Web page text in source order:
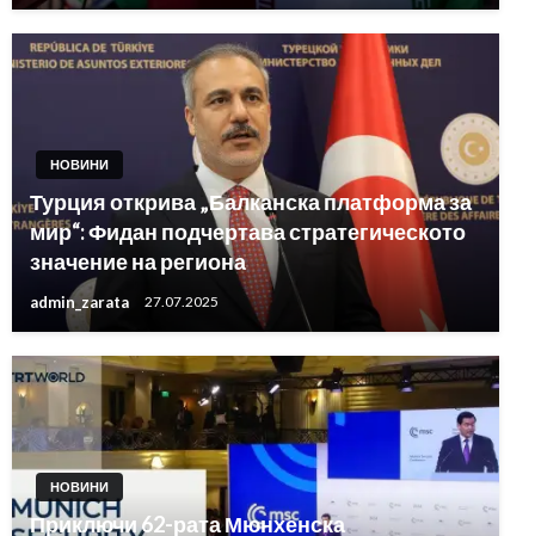
НОВИНИ
Турция открива „Балканска платформа за
мир“: Фидан подчертава стратегическото
значение на региона
admin_zarata 27.07.2025
НОВИНИ
Приключи 62-рата Мюнхенска